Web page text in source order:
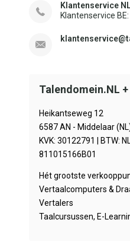
Klantenservice
Klantenservice
Talendomein.NL +
Heikantseweg 12
6587 AN - Middelaar
KVK: 30122791 | BTW: NL
811015166B01
Hét grootste
Vertaalcomputers &
Vertalers
Taalcursussen, E-